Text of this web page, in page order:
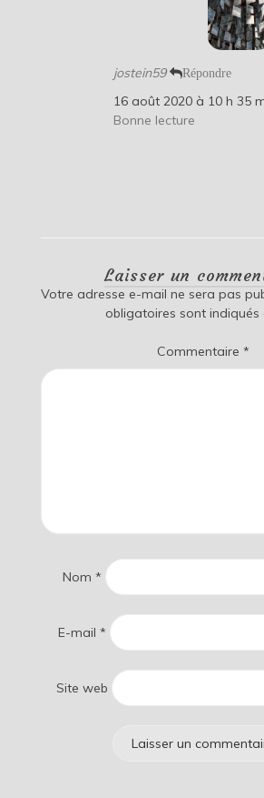
jostein59 Répondre
16 août 2020 à 10 h 35
Bonne lecture
Laisser un
Votre adresse e-mail ne sera pas
obligatoires sont indiqués
Commentaire *
Nom *
E-mail *
Site web